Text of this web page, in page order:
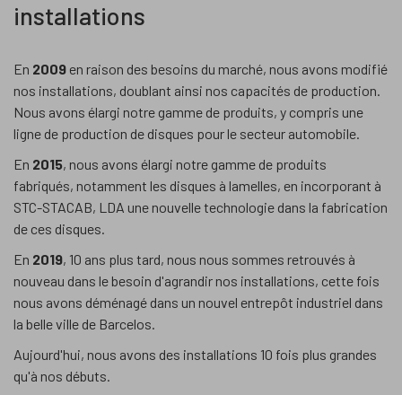
installations
En 2009 en raison des besoins du marché, nous avons modifié
nos installations, doublant ainsi nos capacités de production.
Nous avons élargi notre gamme de produits, y compris une
ligne de production de disques pour le secteur automobile.
En 2015, nous avons élargi notre gamme de produits
fabriqués, notamment les disques à lamelles, en incorporant à
STC-STACAB, LDA une nouvelle technologie dans la fabrication
de ces disques.
En 2019, 10 ans plus tard, nous nous sommes retrouvés à
nouveau dans le besoin d'agrandir nos installations, cette fois
nous avons déménagé dans un nouvel entrepôt industriel dans
la belle ville de Barcelos.
Aujourd'hui, nous avons des installations 10 fois plus grandes
qu'à nos débuts.